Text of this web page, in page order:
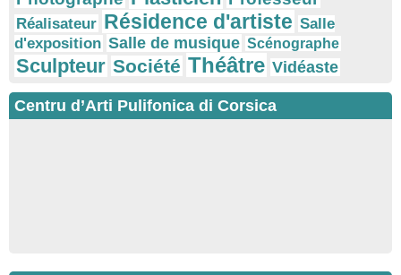
Réalisateur Résidence d'artiste Salle
d'exposition Salle de musique Scénographe
Sculpteur Société Théâtre Vidéaste
Centru d’Arti Pulifonica di Corsica